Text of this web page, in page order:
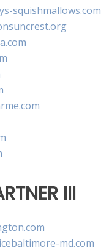
squishmallows.com
III
md.com